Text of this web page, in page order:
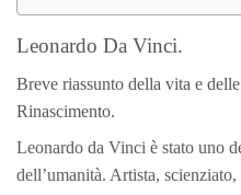
Leonardo Da Vinci.
Breve riassunto della vita e
Rinascimento.
Leonardo da Vinci è stato uno
dell’umanità. Artista,